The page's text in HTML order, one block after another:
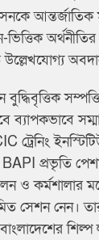
আন্তর্জাতিক
ব্যাপকভাবে
ট্রেনিং
প্রভৃতি
ও কর্মশালার
সেশন নেন।
শিল্প